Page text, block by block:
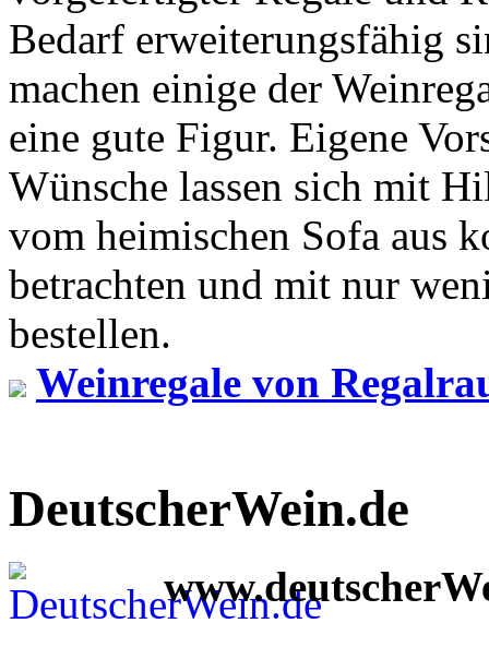
Bedarf erweiterungsfähig
machen einige der
eine gute Figur. Eigene
Wünsche lassen sich mit
vom heimischen Sofa aus
betrachten und mit nur
bestellen.
Weinregale von
DeutscherWein.de